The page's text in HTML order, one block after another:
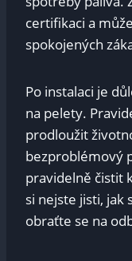
certifikaci a
spokojených
Po instalaci je
na pelety.
prodloužit
bezproblémový
pravidelně čistit
si nejste jisti, jak
obraťte se na